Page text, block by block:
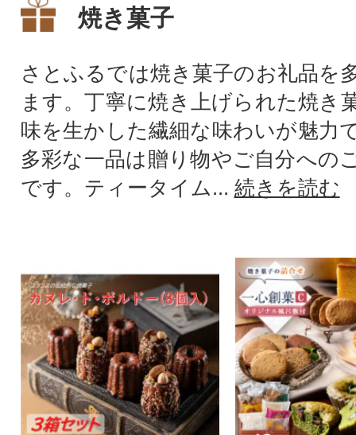
焼き菓子
さとふるでは焼き菓子のお礼品を
ます。丁寧に焼き上げられた焼き
味を生かした繊細な味わいが魅力
多彩な一品は贈り物やご自分への
です。ティータイム... 続きを読む